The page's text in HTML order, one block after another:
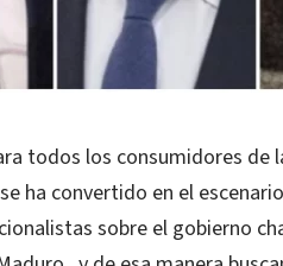
todos los consumidores de
ha convertido en el
sobre el gobierno